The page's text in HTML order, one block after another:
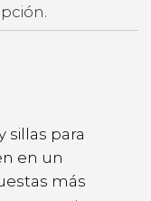
sillas para
en un
más